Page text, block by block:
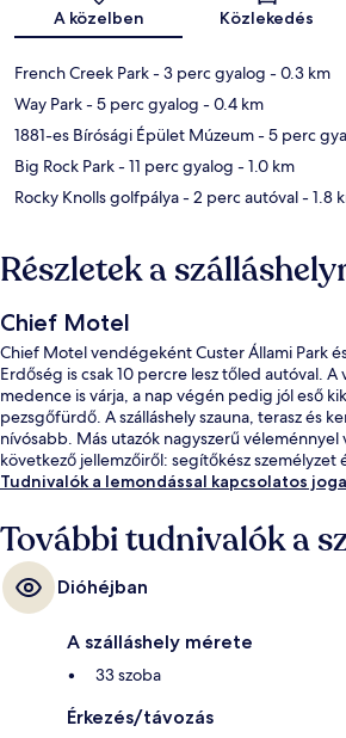
A közelben Közlekedés
French Creek Park- 3 perc gyalog - 0.3 km
Way Park- 5 perc gyalog - 0.4 km
1881-es Bírósági Épület Múzeum- 5 perc
Big Rock Park- 11 perc gyalog - 1.0 km
Rocky Knolls golfpálya- 2 perc autóval- 1.8
Részletek a
Chief Motel
Chief Motel vendégeként Custer Állami Park
Erdőség is csak 10 percre lesz tőled autóval.
medence is várja, a nap végén pedig jól eső
pezsgőfürdő. A szálláshely szauna, terasz és
nívósabb. Más utazók nagyszerű véleménnyel
következő jellemzőiről: segítőkész személyzet
Tudnivalók a lemondással kapcsolatos
További tudnivalók a
Dióhéjban
A szálláshely mérete
33 szoba
Érkezés/távozás